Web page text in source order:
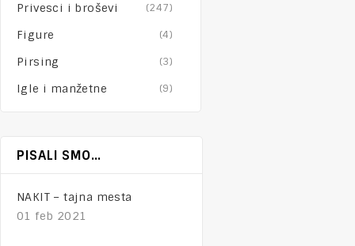
Privesci i broševi (247)
Figure (4)
Pirsing (3)
Igle i manžetne (9)
PISALI SMO…
NAKIT – tajna mesta
01 feb 2021